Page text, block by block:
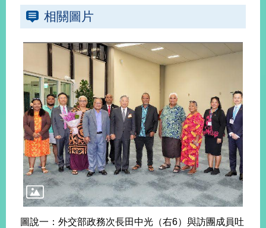
國
與
地
際
傳
政
府
資
訊
公
相關圖片
圖說一：外交部政務次長田中光（右6）與訪團成員吐